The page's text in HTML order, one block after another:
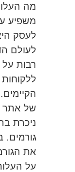
מה
משפיע
לעסק
לעולם
רבות
של אתר
ניכרת
גורמים.
את
על